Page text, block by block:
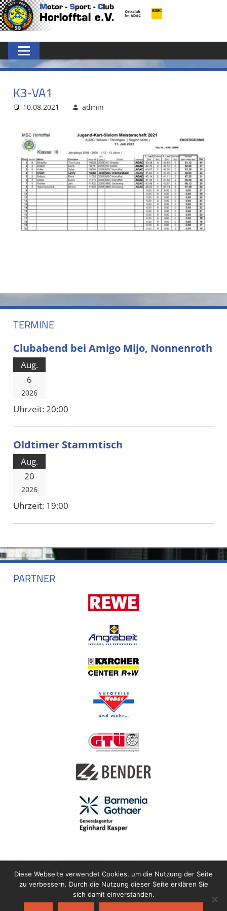
Zum
Inhalt
MSC
HORLOFFTAL
E.V.
K3-VA1
10.08.2021 admin
TERMINE
Clubabend bei Amigo Mijo, Nonnenroth
Aug.
6
2026
Uhrzeit:20:00
Oldtimer Stammtisch
Aug.
20
2026
Uhrzeit: 19:00
PARTNER
Diese Webseite verwendet Cookies, um die Nutzung der Seite
zu verbessern. Durch die Nutzung dieser Seite erklären Sie
sich damit einverstanden.